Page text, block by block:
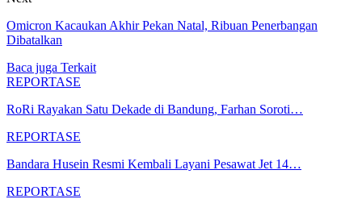
Omicron Kacaukan Akhir Pekan Natal, Ribuan Penerbangan
Dibatalkan
Baca juga Terkait
REPORTASE
RoRi Rayakan Satu Dekade di Bandung, Farhan Soroti…
REPORTASE
Bandara Husein Resmi Kembali Layani Pesawat Jet 14…
REPORTASE